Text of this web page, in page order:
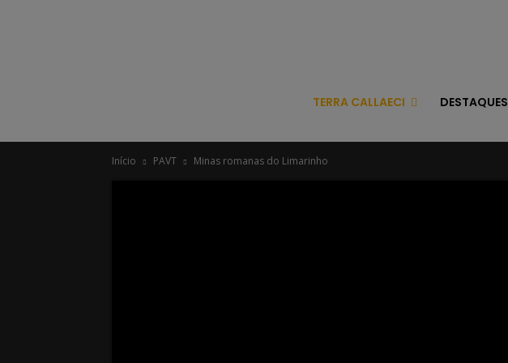
TERRA CALLAECI DESTAQUES
Início PAVT Minas romanas do Limarinho